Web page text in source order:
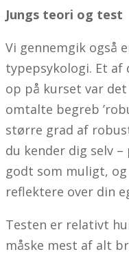
Jungs teori og test
Vi gennemgik også
typepsykologi. Et af
op på kurset var
omtalte begreb
større grad af
du kender dig selv
godt som muligt,
reflektere over din
Testen er relativt
måske mest af alt